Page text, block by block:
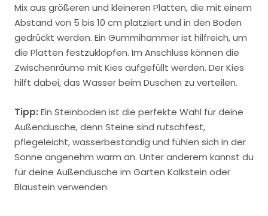
Mix aus größeren und kleineren Platten, die mit einem
Abstand von 5 bis 10 cm platziert und in den Boden
gedrückt werden. Ein Gummihammer ist hilfreich, um
die Platten festzuklopfen. Im Anschluss können die
Zwischenräume mit Kies aufgefüllt werden. Der Kies
hilft dabei, das Wasser beim Duschen zu verteilen.
Tipp: Ein Steinboden ist die perfekte Wahl für deine
Außendusche, denn Steine sind rutschfest,
pflegeleicht, wasserbeständig und fühlen sich in der
Sonne angenehm warm an. Unter anderem kannst du
für deine Außendusche im Garten Kalkstein oder
Blaustein verwenden.